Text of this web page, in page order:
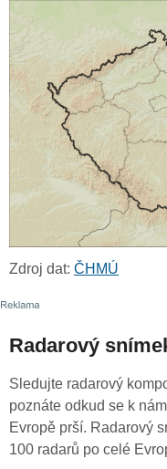
Zdroj dat: ČHMÚ
Radarový
Sledujte radarový
poznáte odkud se k
Evropě prší. Radarový
100 radarů po celé